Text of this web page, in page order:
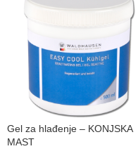
Gel za hlađenje – KONJSKA
MAST